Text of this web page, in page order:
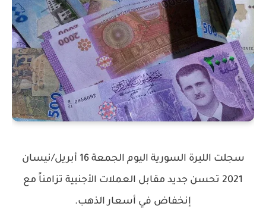
سجلت الليرة السورية اليوم الجمعة 16 أبريل/نيسان
2021 تحسن جديد مقابل العملات الأجنبية تزامناً مع
إنخفاض في أسعار الذهب.